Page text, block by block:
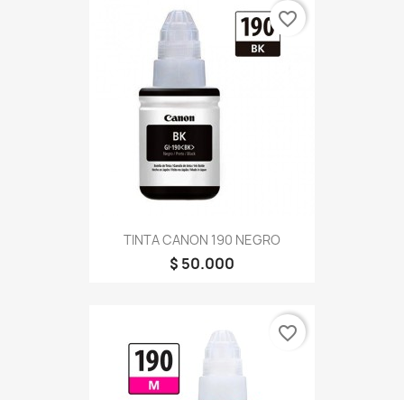
TINTA CANON 190 NEGRO
$ 50.000
favorite_border
favorite_border